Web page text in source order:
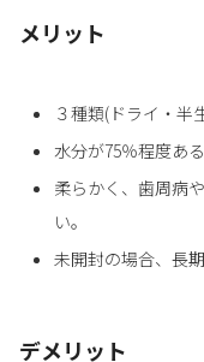
メリット
３種類(ドライ・半
水分が75％程度あ
柔らかく、歯周病
い。
未開封の場合、長
デメリット